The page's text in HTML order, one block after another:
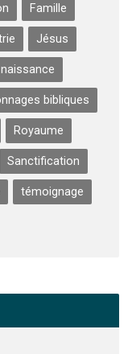
Famille
Jésus
bibliques
Royaume
Sanctification
témoignage